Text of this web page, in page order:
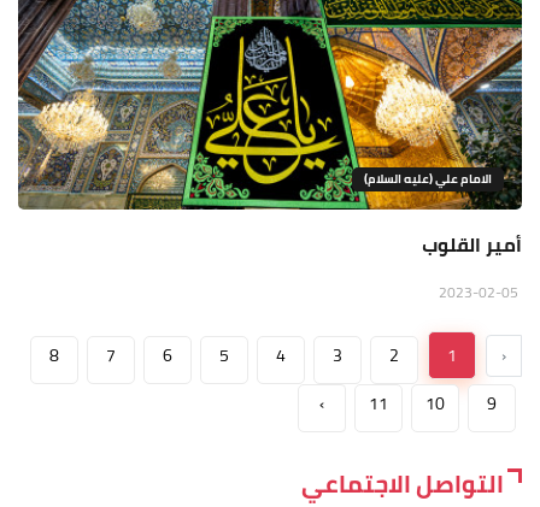
الامام علي (عليه السلام)
أمير القلوب
‹
1
2
3
4
5
6
7
8
9
10
11
›
التواصل الاجتماعي